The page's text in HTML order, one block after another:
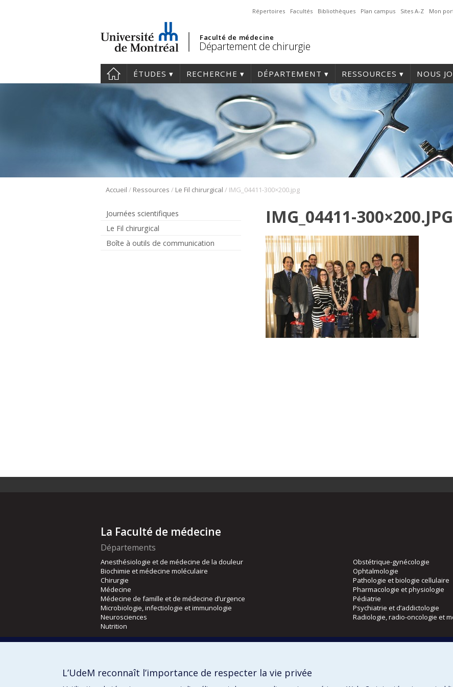
Répertoires Facultés Bibliothèques Plan campus Sites A-Z Mon
Faculté de médecine
Département de chirurgie
ÉTUDES RECHERCHE DÉPARTEMENT RESSOURCES NOUS
Accueil / Ressources / Le Fil chirurgical / IMG_04411-300×200.jpg
Journées scientifiques
Le Fil chirurgical
Boîte à outils de communication
IMG_04411-300×200.JPG
La Faculté de médecine
Départements
Anesthésiologie et de médecine de la douleur
Biochimie et médecine moléculaire
Chirurgie
Médecine
Médecine de famille et de médecine d’urgence
Microbiologie, infectiologie et immunologie
Neurosciences
Nutrition
Obstétrique-gynécologie
Ophtalmologie
Pathologie et biologie cellulaire
Pharmacologie et physiologie
Pédiatrie
Psychiatrie et d’addictologie
Radiologie, radio-oncologie et
Orthophonie et audiologie
L’UdeM reconnaît l’importance de respecter la vie privée